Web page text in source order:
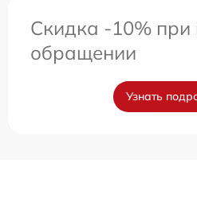
Скидка -10% при
обращении
Узнать